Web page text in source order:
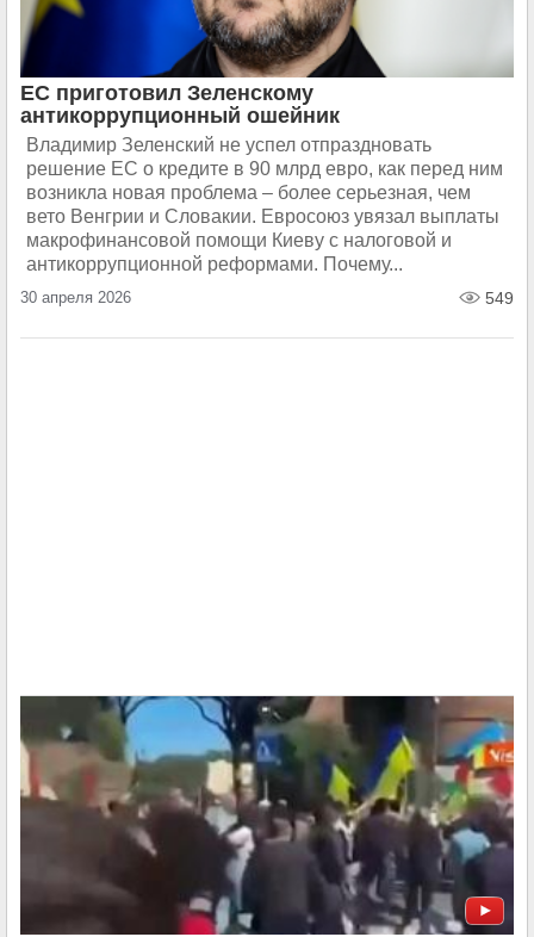
ЕС приготовил Зеленскому
антикоррупционный ошейник
Владимир Зеленский не успел отпраздновать
решение ЕС о кредите в 90 млрд евро, как перед ним
возникла новая проблема – более серьезная, чем
вето Венгрии и Словакии. Евросоюз увязал выплаты
макрофинансовой помощи Киеву с налоговой и
антикоррупционной реформами. Почему...
30 апреля 2026 549